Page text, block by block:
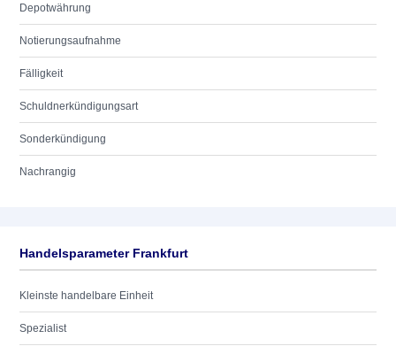
Depotwährung
Notierungsaufnahme
Fälligkeit
Schuldnerkündigungsart
Sonderkündigung
Nachrangig
Handelsparameter Frankfurt
Kleinste handelbare Einheit
Spezialist